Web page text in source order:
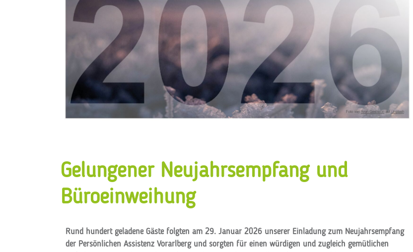
Gelungener Neujahrsempfang und
Büroeinweihung
Rund hundert geladene Gäste folgten am 29. Januar 2026 unserer Einladung zum Neujahrsempfang
der Persönlichen Assistenz Vorarlberg und sorgten für einen würdigen und zugleich gemütlichen